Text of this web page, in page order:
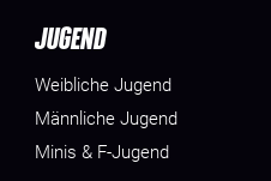
JUGEND
Weibliche Jugend
Männliche Jugend
Minis & F-Jugend